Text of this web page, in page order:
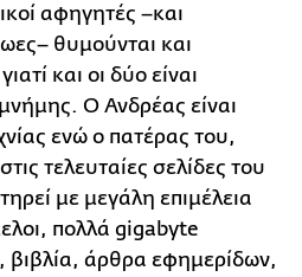
αφηγητές –και
θυμούνται και
και οι δύο είναι
Ο Ανδρέας είναι
ενώ ο πατέρας του,
τελευταίες σελίδες του
με μεγάλη επιμέλεια
πολλά gigabyte
άρθρα εφημερίδων,